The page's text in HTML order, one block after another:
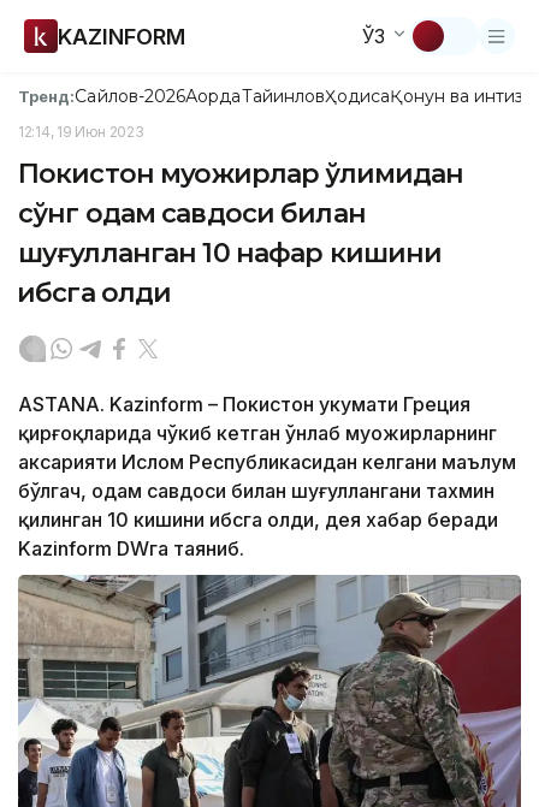
KAZINFORM ЎЗ
Тренд:Сайлов-2026АқордаТайинловҲодисаҚонун ва
12:14, 19 Июн 2023
Покистон муҳожирлар ўлимидан
сўнг одам савдоси билан
шуғулланган 10 нафар кишини
ҳибсга олди
ASTANA. Kazinform – Покистон ҳукумати Греция
қирғоқларида чўкиб кетган ўнлаб муҳожирларнинг
аксарияти Ислом Республикасидан келгани маълум
бўлгач, одам савдоси билан шуғуллангани тахмин
қилинган 10 кишини ҳибсга олди, дея хабар беради
Kazinform DWга таяниб.